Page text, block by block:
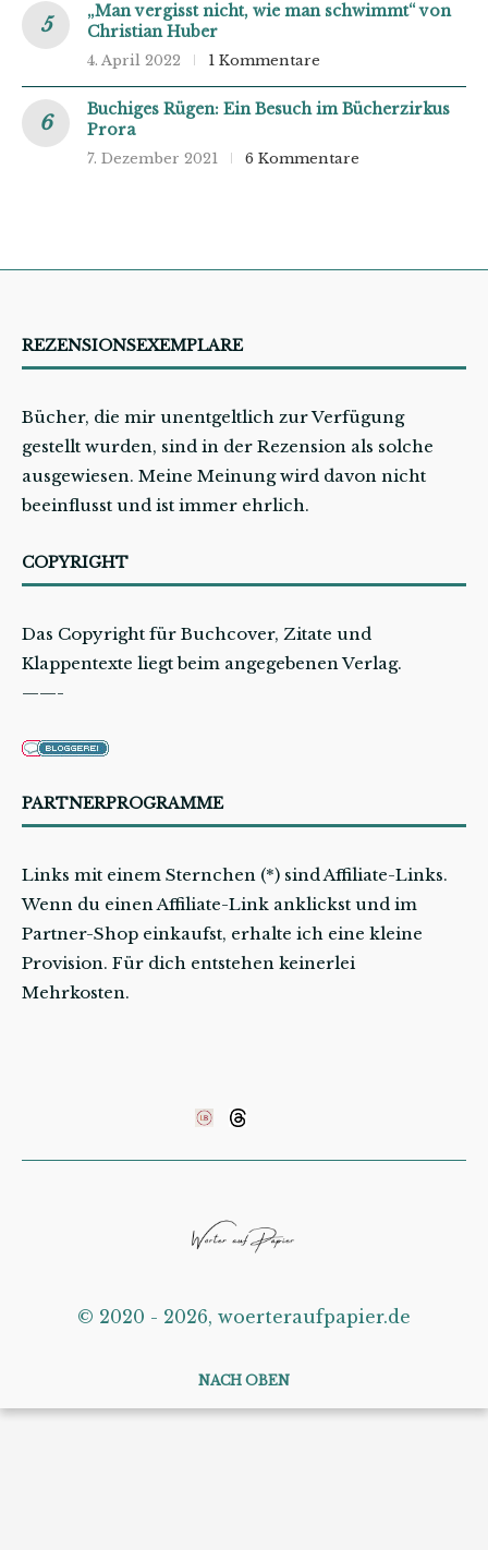
„Man vergisst nicht, wie man schwimmt“ von
Christian Huber
4. April 2022 1 Kommentare
Buchiges Rügen: Ein Besuch im Bücherzirkus
Prora
7. Dezember 2021 6 Kommentare
REZENSIONSEXEMPLARE
Bücher, die mir unentgeltlich zur Verfügung
gestellt wurden, sind in der Rezension als solche
ausgewiesen. Meine Meinung wird davon nicht
beeinflusst und ist immer ehrlich.
COPYRIGHT
Das Copyright für Buchcover, Zitate und
Klappentexte liegt beim angegebenen Verlag.
——-
PARTNERPROGRAMME
Links mit einem Sternchen (*) sind Affiliate-Links.
Wenn du einen Affiliate-Link anklickst und im
Partner-Shop einkaufst, erhalte ich eine kleine
Provision. Für dich entstehen keinerlei
Mehrkosten.
©️ 2020 - 2026, woerteraufpapier.de
NACH OBEN